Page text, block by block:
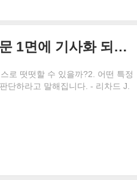
기업 활동의 선악을 파악하기 위해서는 ‘1. 신문 1면에 기사화 되었을 때 스스로 떳떳할 수 있을까? 2. 어떤 특정 활동을 가족에게 자세히 얘기하기 부끄러운가?’ 와 같은 두 가지 기준으로 ..
로 떳떳할 수 있을까?2. 어떤 특정
단하라고 말해집니다. - 리차드 J.